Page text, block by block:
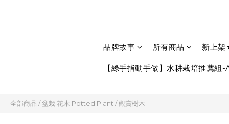
品牌故事 所有商品 新上
【綠手指動手做】水耕栽培推薦
全部商品 /盆栽 花木 Potted Plant /觀賞樹木